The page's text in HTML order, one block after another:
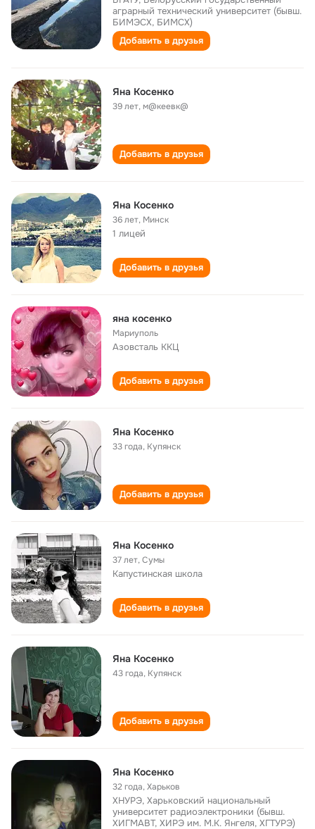
аграрный технический университет (бывш.
БИМЭСХ, БИМСХ)
Добавить в друзья
Яна Косенко
39 лет,м@кеевк@
Добавить в друзья
Яна Косенко
36 лет, Минск
1 лицей
Добавить в друзья
яна косенко
Мариуполь
Азовсталь ККЦ
Добавить в друзья
Яна Косенко
33 года, Купянск
Добавить в друзья
Яна Косенко
37 лет,Сумы
Капустинская школа
Добавить в друзья
Яна Косенко
43 года, Купянск
Добавить в друзья
Яна Косенко
32 года,Харьков
ХНУРЭ, Харьковский национальный
университет радиоэлектроники (бывш.
ХИГМАВТ, ХИРЭ им. М.К. Янгеля, ХГТУРЭ)